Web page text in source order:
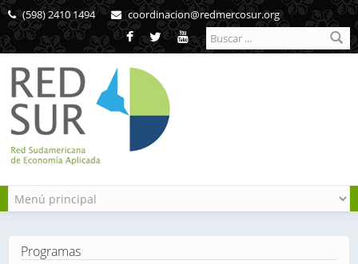
Pasar al contenido principal
(598) 2410 1494 coordinacion@redmercosur.org
Formulario de
búsqueda
Programas